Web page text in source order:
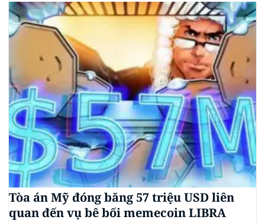
không yêu cầu mức đầu tư tối thiểu. mTBILL được
bảo chứng bằng...
Tòa án Mỹ đóng băng 57 triệu USD liên
quan đến vụ bê bối memecoin LIBRA